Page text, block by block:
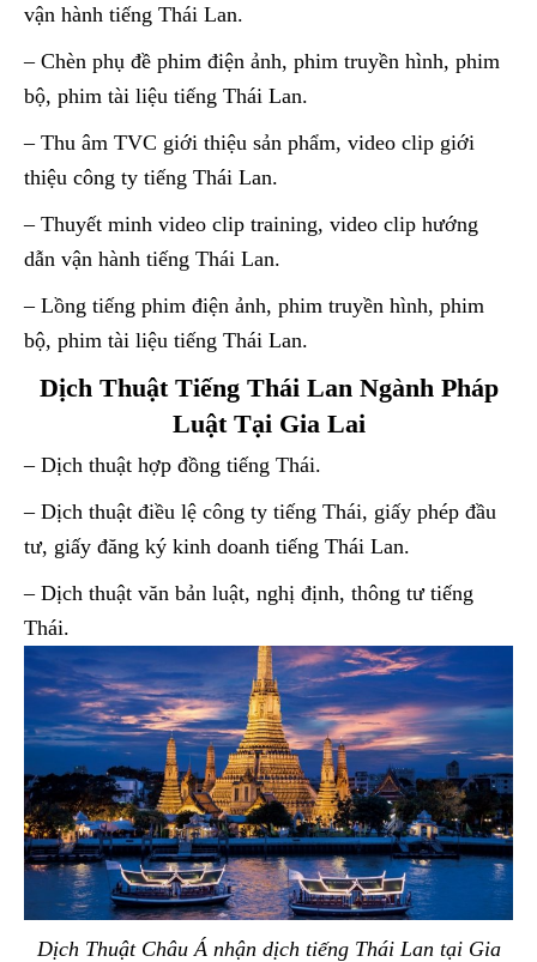
vận hành tiếng Thái Lan.
– Chèn phụ đề phim điện ảnh, phim truyền hình, phim
bộ, phim tài liệu tiếng Thái Lan.
– Thu âm TVC giới thiệu sản phẩm, video clip giới
thiệu công ty tiếng Thái Lan.
– Thuyết minh video clip training, video clip hướng
dẫn vận hành tiếng Thái Lan.
– Lồng tiếng phim điện ảnh, phim truyền hình, phim
bộ, phim tài liệu tiếng Thái Lan.
Dịch Thuật Tiếng Thái Lan Ngành Pháp
Luật Tại Gia Lai
– Dịch thuật hợp đồng tiếng Thái.
– Dịch thuật điều lệ công ty tiếng Thái, giấy phép đầu
tư, giấy đăng ký kinh doanh tiếng Thái Lan.
– Dịch thuật văn bản luật, nghị định, thông tư tiếng
Thái.
Dịch Thuật Châu Á nhận dịch tiếng Thái Lan tại Gia